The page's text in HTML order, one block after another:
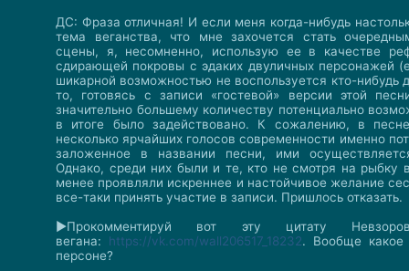
ДС: Фраза отличная! И если меня когда-нибудь
тема веганства, что мне захочется стать
сцены, я, несомненно, использую ее в качестве
сдирающей покровы с эдаких двуличных персонажей
шикарной возможностью не воспользуется кто-
то, готовясь с записи «гостевой» версии этой
значительно большему количеству потенциально
в итоге было задействовано. К сожалению, в
несколько ярчайших голосов современности именно
заложенное в названии песни, ими
Однако, среди них были и те, кто не смотря на рыбку
менее проявляли искреннее и настойчивое желание
все-таки принять участие в записи. Пришлось отказать.
►Прокомментируй вот эту цитату
вегана: https://vk.com/wall206517_18232. Вообще какое
персоне?